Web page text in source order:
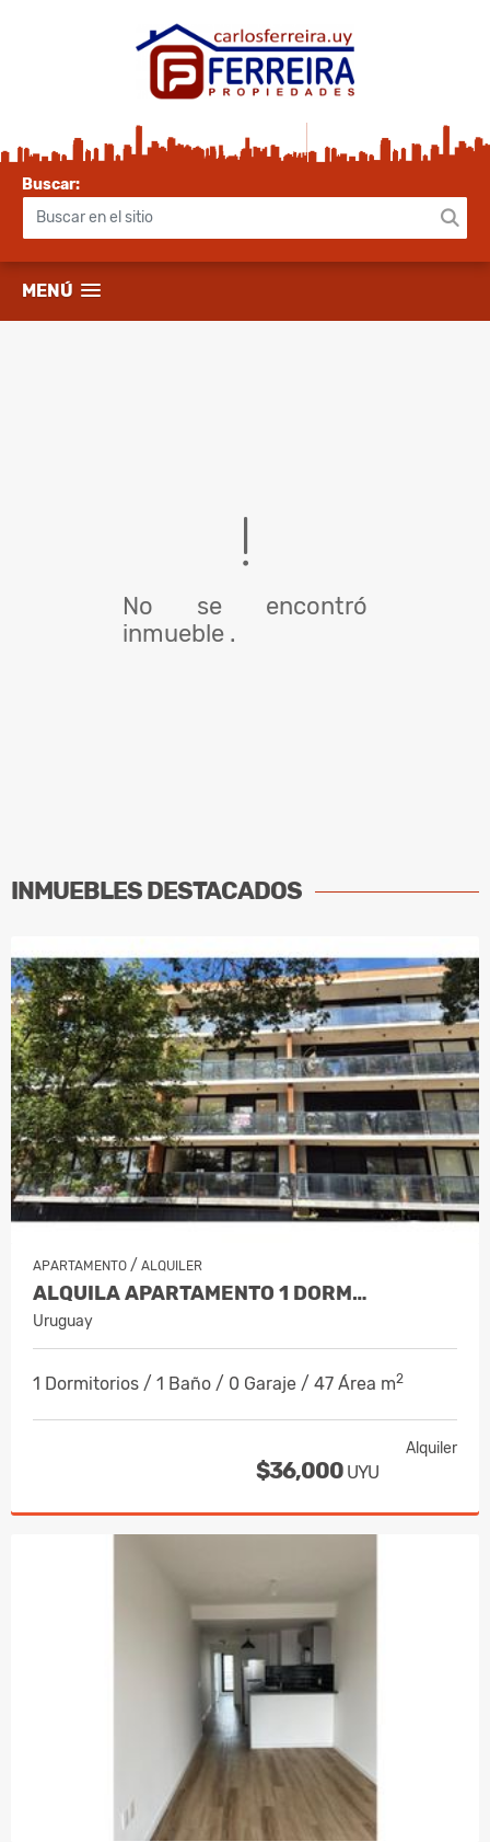
Buscar:
MENÚ
No se encontró
inmueble .
INMUEBLESDESTACADOS
APARTAMENTO / ALQUILER
ALQUILA APARTAMENTO 1 DORM…
Uruguay
1 Dormitorios / 1 Baño / 0 Garaje / 47 Área m2
Alquiler
$36,000 UYU